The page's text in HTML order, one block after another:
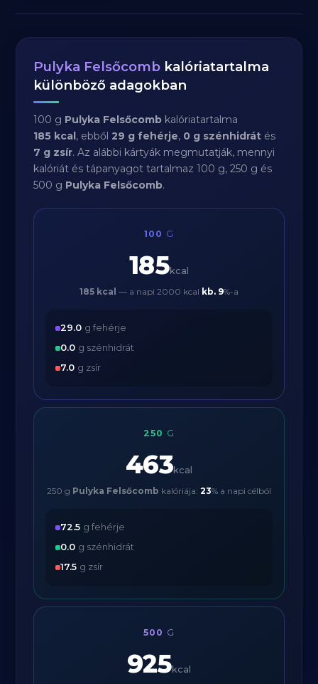
Pulyka Felsőcomb kalóriatartalma
különböző adagokban
100 g Pulyka Felsőcomb kalóriatartalma
185 kcal, ebből29 g fehérje, 0 g szénhidrát és
7 g zsír. Az alábbi kártyák megmutatják, mennyi
kalóriát és tápanyagot tartalmaz 100 g, 250 g és
500 g Pulyka Felsőcomb.
100 G
185kcal
185 kcal — a napi 2000 kcal kb. 9%-a
29.0 g fehérje
0.0 g szénhidrát
7.0 g zsír
250 G
463kcal
250 g Pulyka Felsőcomb kalóriája: 23% a napi célból
72.5 g fehérje
0.0 g szénhidrát
17.5 g zsír
500 G
925kcal